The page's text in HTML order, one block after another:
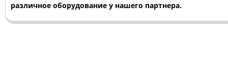
различное оборудование у нашего партнера.